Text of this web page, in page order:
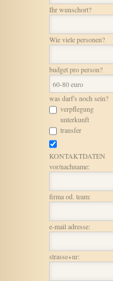
Ihr wunschort?
Wie viele personen?
budget pro person?
was darf's noch sein?
verpflegung
unterkunft
transfer
KONTAKTDATEN
vor/nachname:
firma od. team:
e-mail adresse:
strasse+nr: